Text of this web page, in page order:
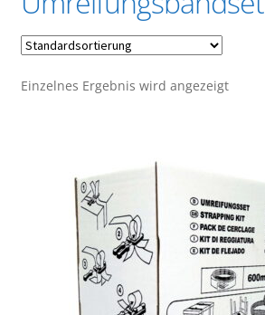
Einzelnes Ergebnis wird angezeigt